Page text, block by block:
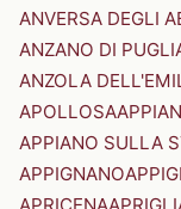
ANVERSA DEGLI
ANZANO DI
ANZOLA
APOLLOSA
APPIANO SULLA
APPIGNANO